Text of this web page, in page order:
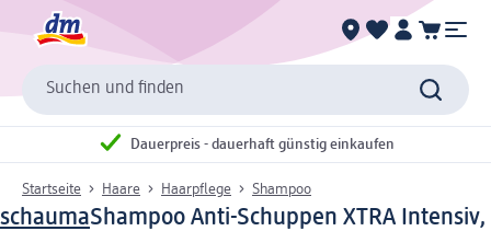
Suchen und finden
Dauerpreis - dauerhaft günstig einkaufen
Startseite Haare Haarpflege Shampoo
schaumaShampoo Anti-Schuppen XTRA Intensiv,